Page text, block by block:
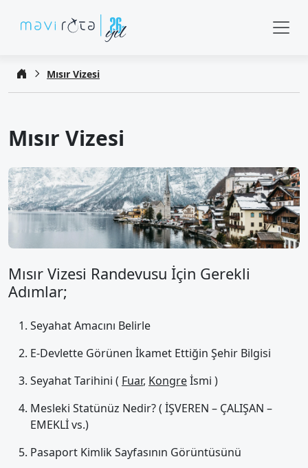
Mısır Vizesi
Mısır Vizesi
Mısır Vizesi Randevusu İçin Gerekli
Adımlar;
Seyahat Amacını Belirle
E-Devlette Görünen İkamet Ettiğin Şehir Bilgisi
Seyahat Tarihini ( Fuar, Kongreİsmi )
Mesleki Statünüz Nedir? ( İŞVEREN – ÇALIŞAN –
EMEKLİ vs.)
Pasaport Kimlik Sayfasının Görüntüsünü